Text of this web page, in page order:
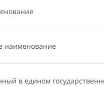
наименование
в едином